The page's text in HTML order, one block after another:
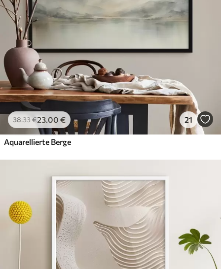
38.33€23.00 € 21
Aquarellierte Berge